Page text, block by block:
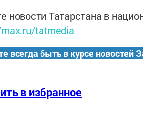
новости Татарстана в
tatmedia
всегда быть в курсе новостей
в избранное